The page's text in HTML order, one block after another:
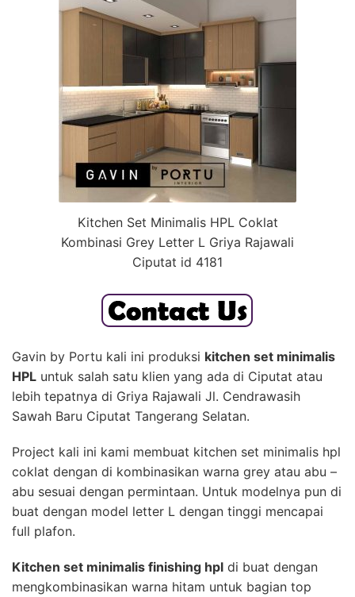
Kitchen Set Minimalis HPL Coklat
Kombinasi Grey Letter L Griya Rajawali
Ciputat id 4181
Gavin by Portu kali ini produksi kitchen set minimalis
HPL untuk salah satu klien yang ada di Ciputat atau
lebih tepatnya di Griya Rajawali Jl. Cendrawasih
Sawah Baru Ciputat Tangerang Selatan.
Project kali ini kami membuat kitchen set minimalis hpl
coklat dengan di kombinasikan warna grey atau abu –
abu sesuai dengan permintaan. Untuk modelnya pun di
buat dengan model letter L dengan tinggi mencapai
full plafon.
Kitchen set minimalis finishing hpl di buat dengan
mengkombinasikan warna hitam untuk bagian top